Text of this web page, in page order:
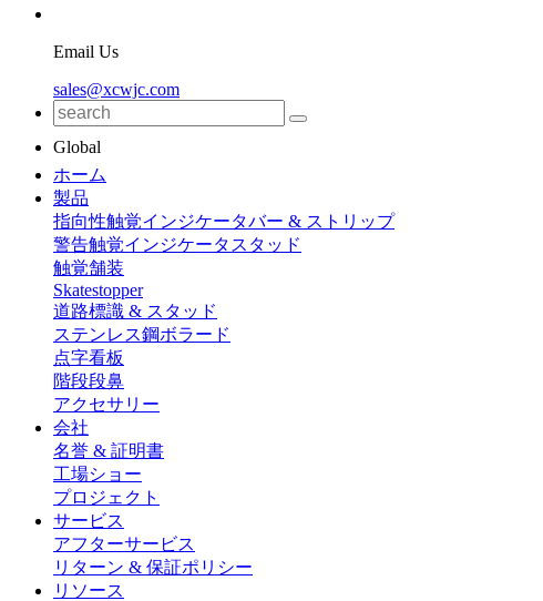
Email Us
sales@xcwjc.com
Global
ホーム
製品
指向性触覚インジケータバー & ストリップ
警告触覚インジケータスタッド
触覚舗装
Skatestopper
道路標識 & スタッド
ステンレス鋼ボラード
点字看板
階段段鼻
アクセサリー
会社
名誉 & 証明書
工場ショー
プロジェクト
サービス
アフターサービス
リターン & 保証ポリシー
リソース